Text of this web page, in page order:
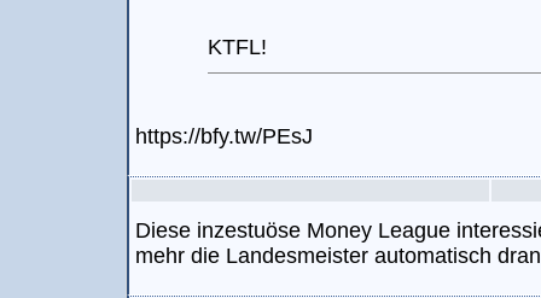
KTFL!
https://bfy.tw/PEsJ
Diese inzestuöse Money League
mehr die Landesmeister automatisch